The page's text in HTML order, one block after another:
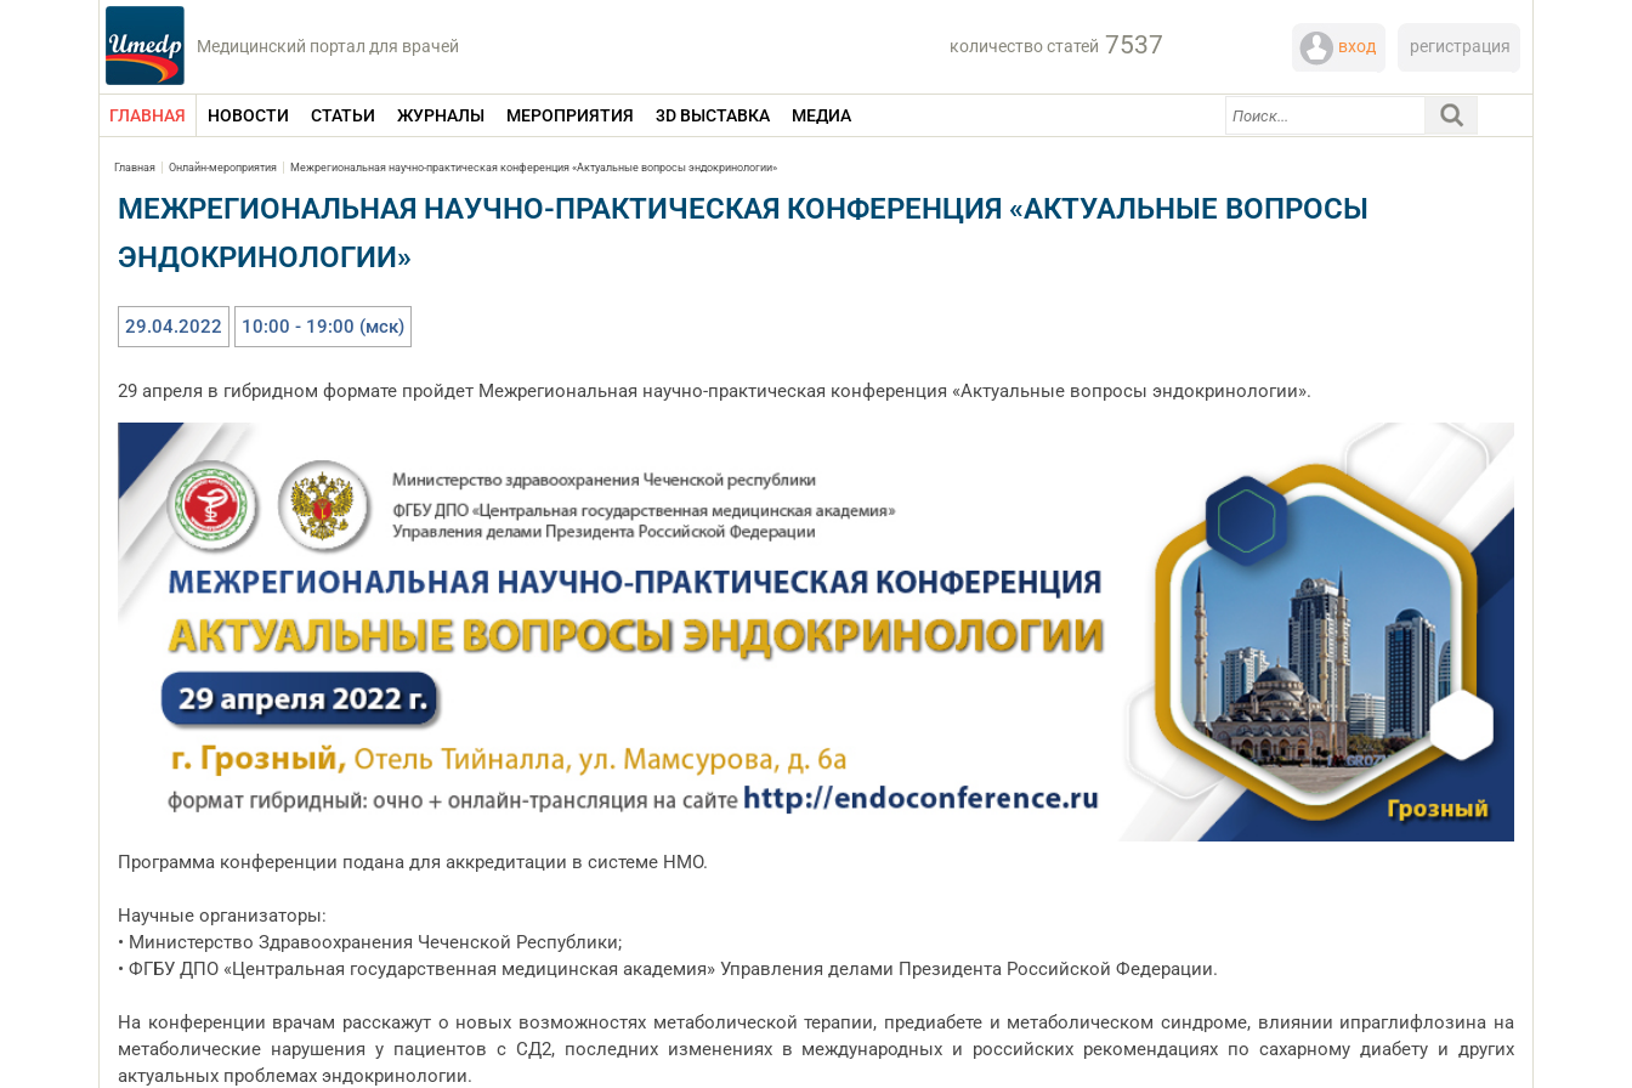
Медицинский портал для врачей количество статей 7537 вход регистрация
ГЛАВНАЯ НОВОСТИ СТАТЬИ ЖУРНАЛЫ МЕРОПРИЯТИЯ 3D ВЫСТАВКА МЕДИА
Главная Онлайн-мероприятия Межрегиональная научно-практическая конференция «Актуальные вопросы эндокринологии»
МЕЖРЕГИОНАЛЬНАЯ НАУЧНО-ПРАКТИЧЕСКАЯ КОНФЕРЕНЦИЯ «АКТУАЛЬНЫЕ ВОПРОСЫ
ЭНДОКРИНОЛОГИИ»
29.04.2022 10:00 - 19:00 (мск)
29 апреля в гибридном формате пройдет Межрегиональная научно-практическая конференция «Актуальные вопросы эндокринологии».
Программа конференции подана для аккредитации в системе НМО.
Научные организаторы:
• Министерство Здравоохранения Чеченской Республики;
• ФГБУ ДПО «Центральная государственная медицинская академия» Управления делами Президента Российской Федерации.
На конференции врачам расскажут о новых возможностях метаболической терапии, предиабете и метаболическом синдроме, влиянии ипраглифлозина на
метаболические нарушения у пациентов с СД2, последних изменениях в международных и российских рекомендациях по сахарному диабету и других
актуальных проблемах эндокринологии.